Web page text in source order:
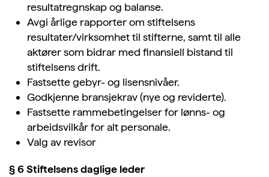
resultatregnskap og balanse.
Avgi årlige rapporter om stiftelsens
resultater/virksomhet til stifterne, samt til alle
aktører som bidrar med finansiell bistand til
stiftelsens drift.
Fastsette gebyr- og lisensnivåer.
Godkjenne bransjekrav (nye og reviderte).
Fastsette rammebetingelser for lønns- og
arbeidsvilkår for alt personale.
Valg av revisor
§ 6 Stiftelsens daglige leder